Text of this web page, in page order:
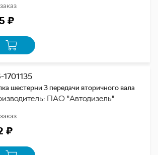
₽
1701135
шестерни 3 передачи вторичного вала
ПАО "Автодизель"
₽